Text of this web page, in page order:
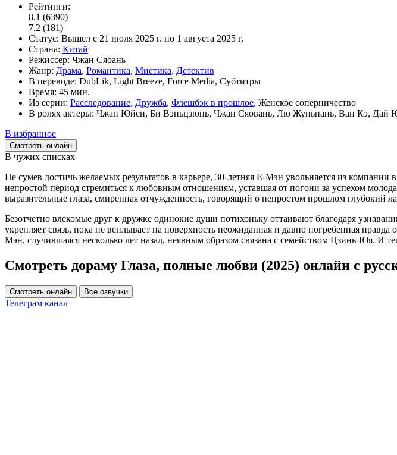
Рейтинги:
8.1 (6390)
7.2 (181)
Статус: Вышел с 21 июля 2025 г. по 1 августа 2025 г.
Страна: Китай
Режиссер: Чжан Сяоань
Жанр: Драма, Романтика, Мистика, Детектив
В переводе: DubLik, Light Breeze, Force Media, Субтитры
Время: 45 мин.
Из серии: Расследование, Дружба, Флешбэк в прошлое, Женское соперничество
В ролях актеры: Чжан Юйси, Би Вэньцзюнь, Чжан Сяовань, Лю Жуньнань, Ван Кэ, Дай
В избранное
Смотреть онлайн
В чужих списках
Не сумев достичь желаемых результатов в карьере, 30-летняя Е-Мэн увольняется из
непростой период стремиться к любовным отношениям, уставшая от погони за успехом
выразительные глаза, смиренная отчужденность, говорящий о непростом прошлом глубокий
Безотчетно влекомые друг к дружке одинокие души потихоньку оттаивают благодаря
укрепляет связь, пока не всплывает на поверхность неожиданная и давно погребенная
Мэн, случившаяся несколько лет назад, неявным образом связана с семейством Цзинь-Юя. И
Смотреть дораму Глаза, полные любви (2025) онлайн с
Смотреть онлайн Все озвучки
Телеграм канал